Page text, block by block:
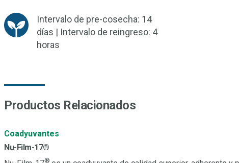
Intervalo de pre-cosecha: 14
días | Intervalo de reingreso: 4
horas
Productos Relacionados
Coadyuvantes
Nu-Film-17®
®